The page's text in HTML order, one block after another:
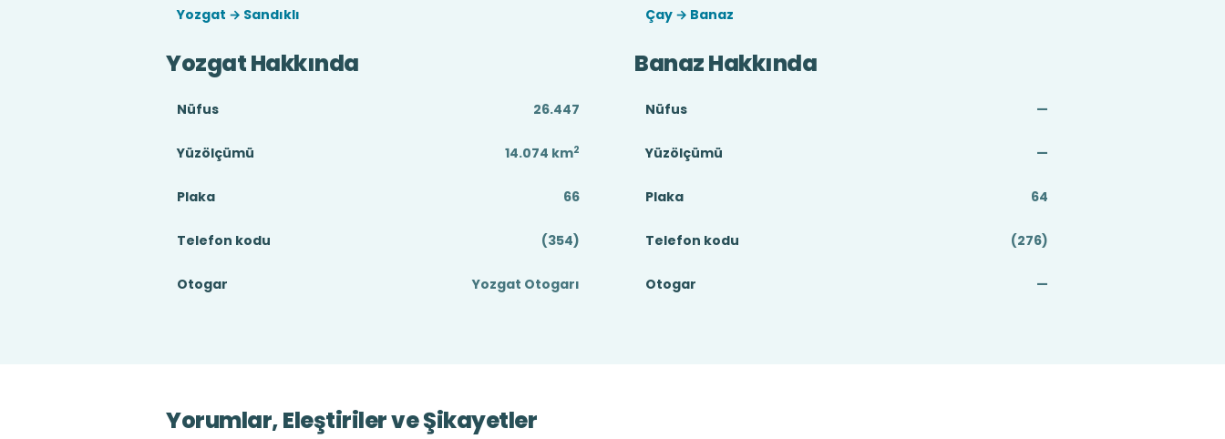
Yozgat → Sandıklı Çay → Banaz
Yozgat Hakkında
Nüfus 26.447
Yüzölçümü 14.074 km2
Plaka 66
Telefon kodu (354)
Otogar Yozgat Otogarı
Banaz Hakkında
Nüfus —
Yüzölçümü —
Plaka 64
Telefon kodu (276)
Otogar —
Yorumlar, Eleştiriler ve Şikayetler